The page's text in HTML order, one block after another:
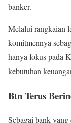
banker.
Melalui rangkaian
komitmennya
hanya fokus pada
kebutuhan
Btn Terus
Sebagai bank